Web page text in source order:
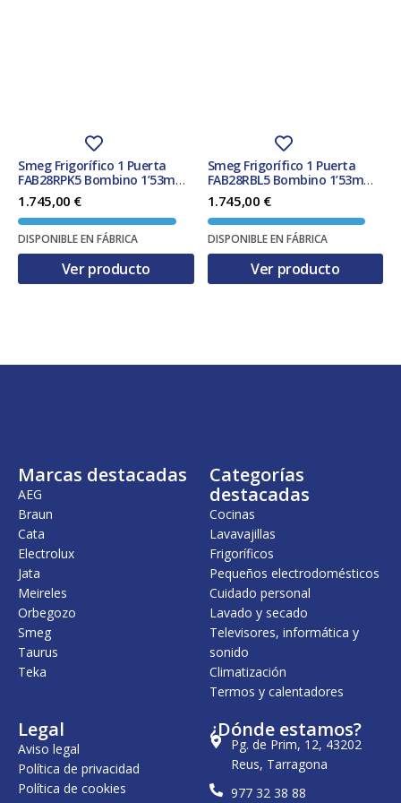
Smeg Frigorífico 1 Puerta
FAB28RPK5 Bombino 1’53m
Rosa 270L Clase D
1.745,00 €
DISPONIBLE EN FÁBRICA
Ver producto
Smeg Frigorífico 1 Puerta
FAB28RBL5 Bombino 1’53m
Negro 270L Clase D
1.745,00 €
DISPONIBLE EN FÁBRICA
Ver producto
Marcas destacadas
AEG
Braun
Cata
Electrolux
Jata
Meireles
Orbegozo
Smeg
Taurus
Teka
Categorías
destacadas
Cocinas
Lavavajillas
Frigoríficos
Pequeños electrodomésticos
Cuidado personal
Lavado y secado
Televisores, informática y
sonido
Climatización
Termos y calentadores
Legal
Aviso legal
Política de privacidad
Política de cookies
¿Dónde estamos?
Pg. de Prim, 12, 43202
Reus, Tarragona
977 32 38 88